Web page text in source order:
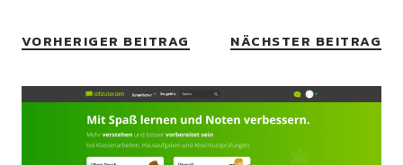
VORHERIGER BEITRAG NÄCHSTER BEITRAG